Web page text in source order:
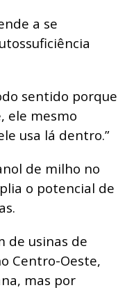
a se
sentido porque
ele mesmo
usa lá dentro.”
de milho no
o potencial de
de usinas de
Centro-Oeste,
mas por